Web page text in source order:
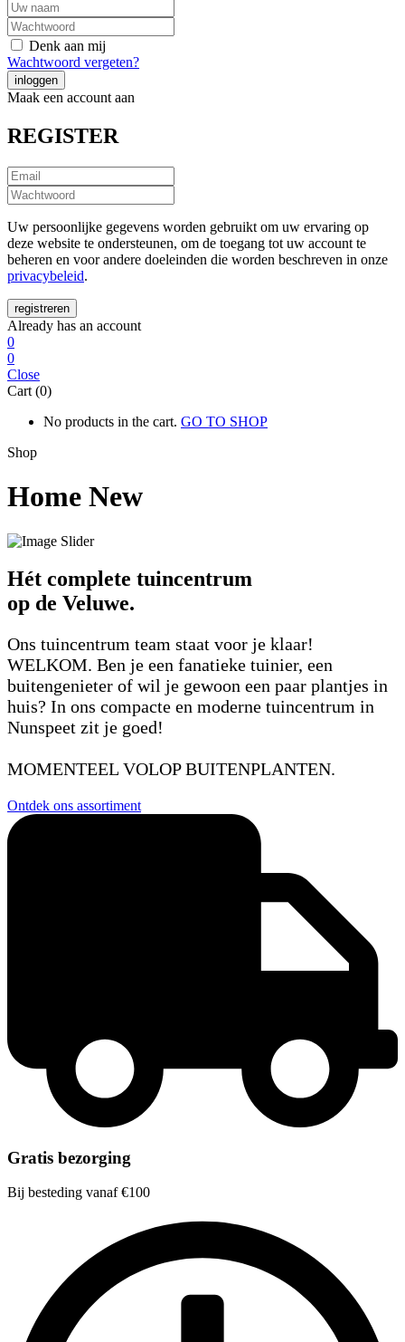
Denk aan mij
Wachtwoord vergeten?
Maak een account aan
REGISTER
Uw persoonlijke gegevens worden gebruikt om uw ervaring op
deze website te ondersteunen, om de toegang tot uw account te
beheren en voor andere doeleinden die worden beschreven in onze
privacybeleid.
Already has an account
0
0
Close
Cart (0)
No products in the cart. GO TO SHOP
Shop
Home New
Hét complete tuincentrum
op de Veluwe.
Ons tuincentrum team staat voor je klaar!
WELKOM. Ben je een fanatieke tuinier, een
buitengenieter of wil je gewoon een paar plantjes in
huis? In ons compacte en moderne tuincentrum in
Nunspeet zit je goed!
MOMENTEEL VOLOP BUITENPLANTEN.
Ontdek ons assortiment
Gratis bezorging
Bij besteding vanaf €100